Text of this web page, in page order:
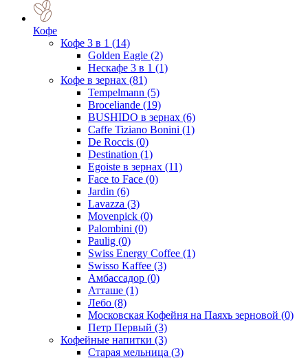
Кофе
Кофе 3 в 1 (14)
Golden Eagle (2)
Нескафе 3 в 1 (1)
Кофе в зернах (81)
Tempelmann (5)
Broceliande (19)
BUSHIDO в зернах (6)
Caffe Tiziano Bonini (1)
De Roccis (0)
Destination (1)
Egoiste в зернах (11)
Face to Face (0)
Jardin (6)
Lavazza (3)
Movenpick (0)
Palombini (0)
Paulig (0)
Swiss Energy Coffee (1)
Swisso Kaffee (3)
Амбассадор (0)
Атташе (1)
Лебо (8)
Московская Кофейня на Паяхъ зерновой (0)
Петр Первый (3)
Кофейные напитки (3)
Старая мельница (3)